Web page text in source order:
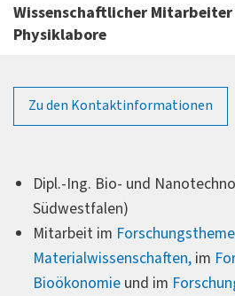
Wissenschaftlicher Mitarbeiter
Physiklabore
Zu den Kontaktinformationen
Forschungsprofil
Dipl.-Ing. Bio- und
Südwestfalen)
Mitarbeit im
Materialwissenschaften, im
Bioökonomie und im